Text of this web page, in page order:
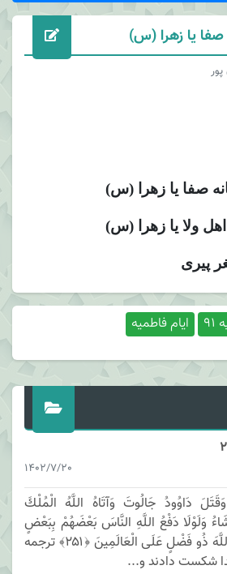
صفا یا زهرا (س)
صفا یا زهرا (س)
ولا یا زهرا (س)
پیری
ایام فاطمیه
1402/7/20
دَاوُودُ جَالُوتَ وَآتَاهُ اللَّهُ الْمُلْكَ
وَلَوْلَا دَفْعُ اللَّهِ النَّاسَ بَعْضَهُمْ بِبَعْضٍ
لَفَسَدَتِ الْأَرْضُ وَلَكِنَّ اللَّهَ ذُو فَضْلٍ عَلَى الْعَالَمِينَ ﴿۲۵۱﴾ ترجمه
شكست دادند و...